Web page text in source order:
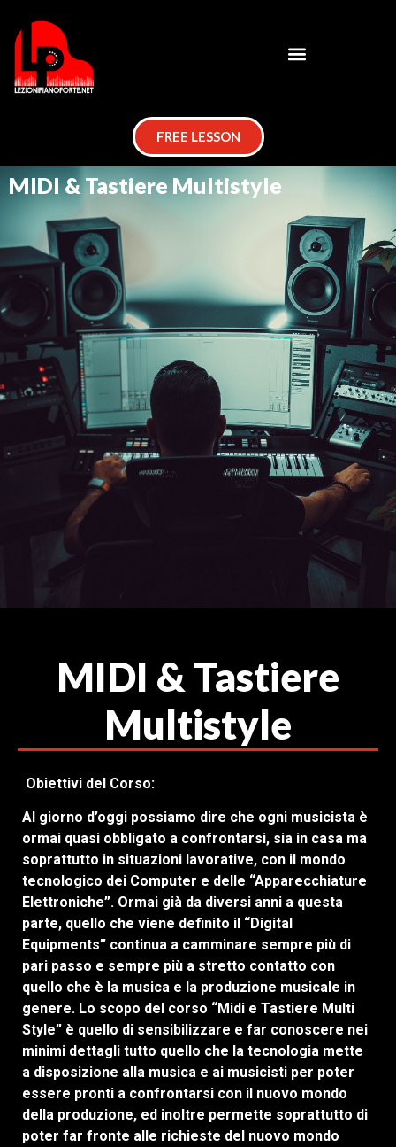
FREE LESSON
MIDI & Tastiere Multistyle
MIDI & Tastiere
Multistyle
Obiettivi del Corso:
Al giorno d’oggi possiamo dire che ogni musicista è
ormai quasi obbligato a confrontarsi, sia in casa ma
soprattutto in situazioni lavorative, con il mondo
tecnologico dei Computer e delle “Apparecchiature
Elettroniche”. Ormai già da diversi anni a questa
parte, quello che viene definito il “Digital
Equipments” continua a camminare sempre più di
pari passo e sempre più a stretto contatto con
quello che è la musica e la produzione musicale in
genere. Lo scopo del corso “Midi e Tastiere Multi
Style” è quello di sensibilizzare e far conoscere nei
minimi dettagli tutto quello che la tecnologia mette
a disposizione alla musica e ai musicisti per poter
essere pronti a confrontarsi con il nuovo mondo
della produzione, ed inoltre permette soprattutto di
poter far fronte alle richieste del nuovo mondo